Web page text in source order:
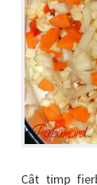
Cât timp